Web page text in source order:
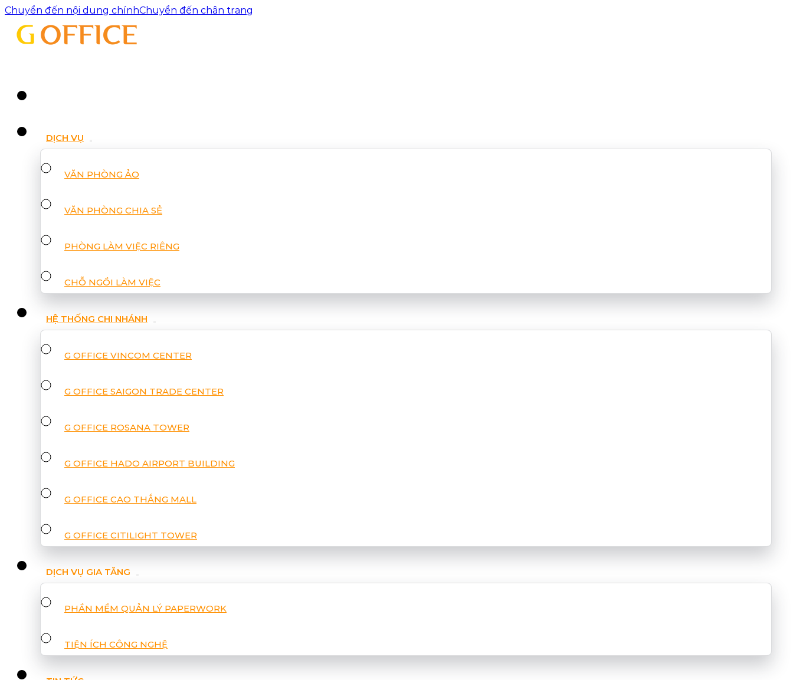
Chuyển đến nội dung chínhChuyển đến chân trang
DỊCH VỤ
VĂN PHÒNG ẢO
VĂN PHÒNG CHIA SẺ
PHÒNG LÀM VIỆC RIÊNG
CHỖ NGỒI LÀM VIỆC
HỆ THỐNG CHI NHÁNH
G OFFICE VINCOM CENTER
G OFFICE SAIGON TRADE CENTER
G OFFICE ROSANA TOWER
G OFFICE HADO AIRPORT BUILDING
G OFFICE CAO THẮNG MALL
G OFFICE CITILIGHT TOWER
DỊCH VỤ GIA TĂNG
PHẦN MỀM QUẢN LÝ PAPERWORK
TIỆN ÍCH CÔNG NGHỆ